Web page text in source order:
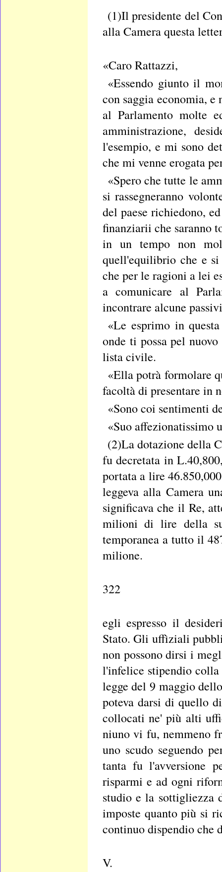
(1)Il presidente del
alla Camera questa
«Caro Rattazzi,
«Essendo giunto il
con saggia economia,
al Parlamento molte
amministrazione,
l'esempio, e mi sono
che mi venne erogata
«Spero che tutte le
si rassegneranno
del paese richiedono,
finanziarii che saranno
in un tempo non
quell'equilibrio che e si
che per le ragioni a lei
a comunicare al
incontrare alcune
«Le esprimo in
onde ti possa pel
lista civile.
«Ella potrà formolare
facoltà di presentare in
«Sono coi sentimenti
«Suo affezionatissimo
(2)La dotazione della
fu decretata in
portata a lire
leggeva alla Camera
significava che il Re,
milioni di lire della
temporanea a tutto il
milione.
322
egli espresso il
Stato. Gli uffìziali
non possono dirsi i
l'infelice stipendio colla
legge del 9 maggio
poteva darsi di quello
collocati ne' più alti
niuno vi fu, nemmeno
uno scudo seguendo
tanta fu l'avversione
risparmi e ad ogni
studio e la sottigliezza
imposte quanto più si
continuo dispendio che
V.